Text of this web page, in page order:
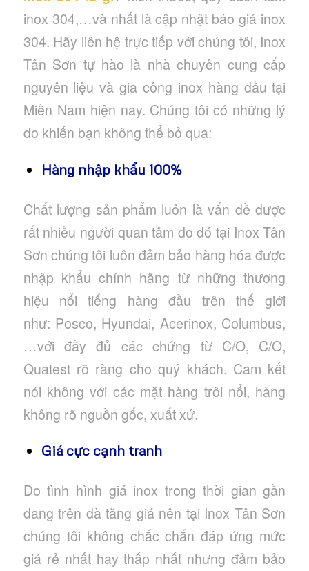
inox 304,…và nhất là cập nhật báo giá inox
304. Hãy liên hệ trực tiếp với chúng tôi, Inox
Tân Sơn tự hào là nhà chuyên cung cấp
nguyên liệu và gia công inox hàng đầu tại
Miền Nam hiện nay. Chúng tôi có những lý
do khiến bạn không thể bỏ qua:
Hàng nhập khẩu 100%
Chất lượng sản phẩm luôn là vấn đề được
rất nhiều người quan tâm do đó tại Inox Tân
Sơn chúng tôi luôn đảm bảo hàng hóa được
nhập khẩu chính hãng từ những thương
hiệu nổi tiếng hàng đầu trên thế giới
như: Posco, Hyundai, Acerinox, Columbus,
…với đầy đủ các chứng từ C/O, C/O,
Quatest rõ ràng cho quý khách. Cam kết
nói không với các mặt hàng trôi nổi, hàng
không rõ nguồn gốc, xuất xứ.
Giá cực cạnh tranh
Do tình hình giá inox trong thời gian gần
đang trên đà tăng giá nên tại Inox Tân Sơn
chúng tôi không chắc chắn đáp ứng mức
giá rẻ nhất hay thấp nhất nhưng đảm bảo